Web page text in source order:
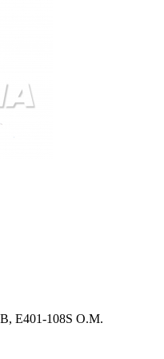
E401-108S O.M.